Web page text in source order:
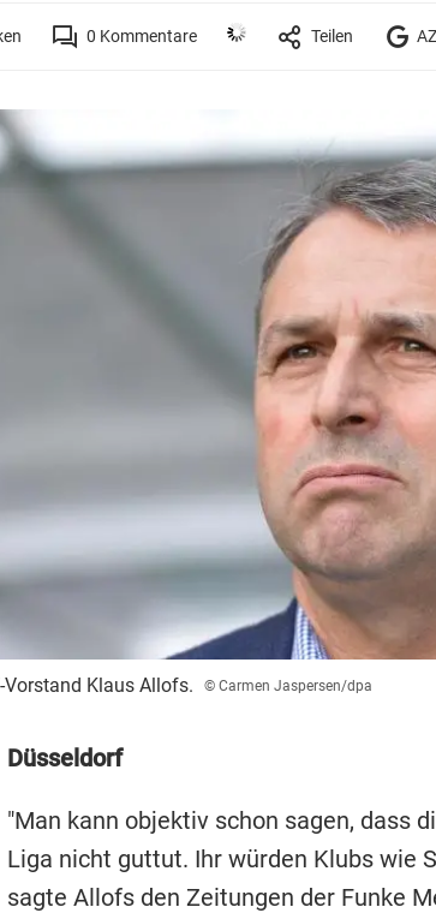
0 Kommentare Teilen
Vorstand Klaus Allofs. © Carmen Jaspersen/dpa
Düsseldorf
"Man kann objektiv schon sagen, dass
Liga nicht guttut. Ihr würden Klubs wie
sagte Allofs den Zeitungen der Funke